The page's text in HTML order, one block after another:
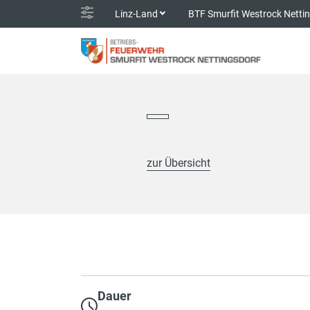
Linz-Land BTF Smurfit Westrock
zur Übersicht
Dauer